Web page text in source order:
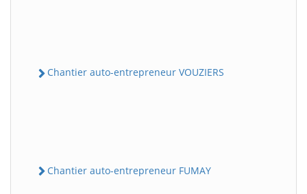
Chantier auto-entrepreneur VOUZIERS
Chantier auto-entrepreneur FUMAY